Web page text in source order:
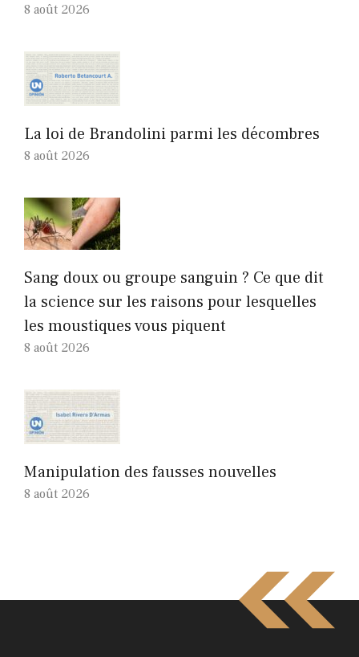
8 août 2026
La loi de Brandolini parmi les décombres
8 août 2026
Sang doux ou groupe sanguin ? Ce que dit
la science sur les raisons pour lesquelles
les moustiques vous piquent
8 août 2026
Manipulation des fausses nouvelles
8 août 2026